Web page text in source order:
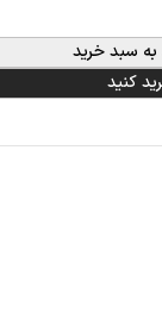
به سبد خرید
کنید